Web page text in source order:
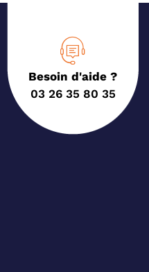
Besoin d'aide ?
03 26 35 80 35